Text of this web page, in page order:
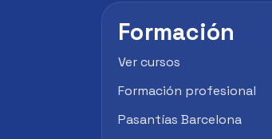
Formación
Ver cursos
Formación profesional
Pasantías Barcelona